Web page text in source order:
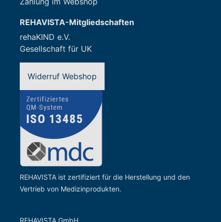
REHAVISTA-Mitgliedschaften
rehaKIND e.V.
Gesellschaft für UK
Widerruf Webshop
REHAVISTA ist zertifiziert für die Herstellung und den
Vertrieb von Medizinprodukten.
REHAVISTA GmbH